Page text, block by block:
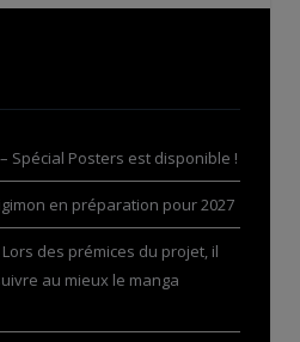
Spécial Posters est disponible !
en préparation pour 2027
des prémices du projet, il
au mieux le manga